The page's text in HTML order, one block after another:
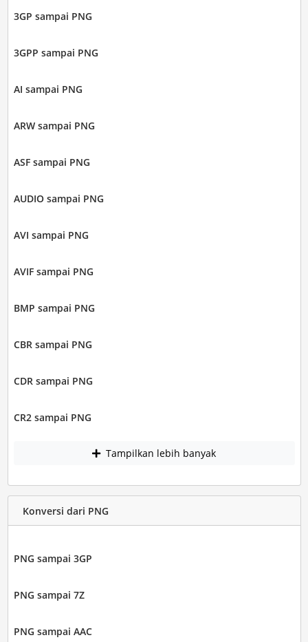
3GP sampai PNG
3GPP sampai PNG
AI sampai PNG
ARW sampai PNG
ASF sampai PNG
AUDIO sampai PNG
AVI sampai PNG
AVIF sampai PNG
BMP sampai PNG
CBR sampai PNG
CDR sampai PNG
CR2 sampai PNG
Tampilkan lebih banyak
Konversi dari PNG
PNG sampai 3GP
PNG sampai 7Z
PNG sampai AAC